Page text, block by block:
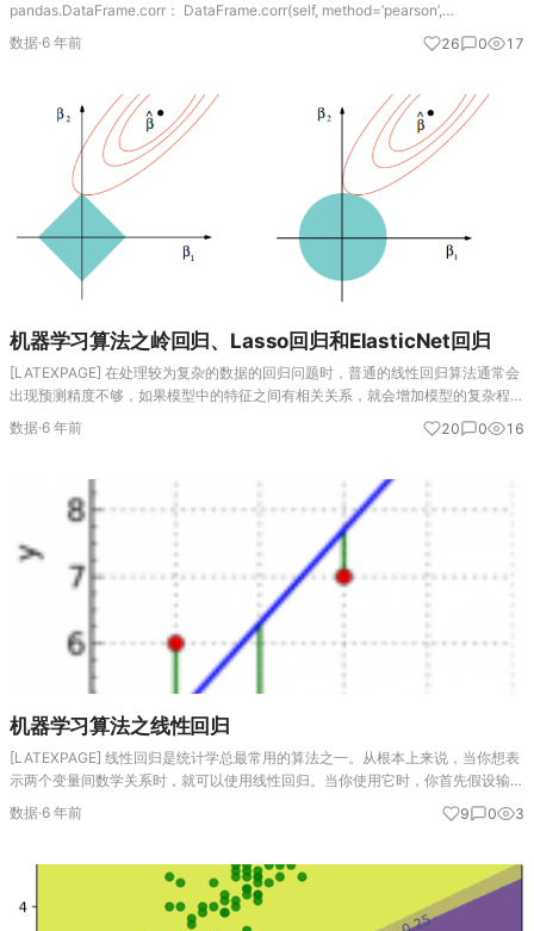
pandas.DataFrame.corr： DataFrame.corr(self, method=’pearson’,
min_periods=1) 其中包含的方法主要为： p…
数据·6 年前 26 0 17
机器学习算法之岭回归、Lasso回归和ElasticNet回归
[LATEXPAGE] 在处理较为复杂的数据的回归问题时，普通的线性回归算法通常会
出现预测精度不够，如果模型中的特征之间有相关关系，就会增加模型的复杂程
度。当数据集中的特征之间有较强的线性相关性时，即特征之间出现严重的多重共
线性时，用普通最…
数据·6 年前 20 0 16
机器学习算法之线性回归
[LATEXPAGE] 线性回归是统计学总最常用的算法之一。从根本上来说，当你想表
示两个变量间数学关系时，就可以使用线性回归。当你使用它时，你首先假设输出
变量（有时称为响应变量、因变量或标签）和预测变量（有时称为自变量、解释变
量或特征）之间…
数据·6 年前 9 0 3